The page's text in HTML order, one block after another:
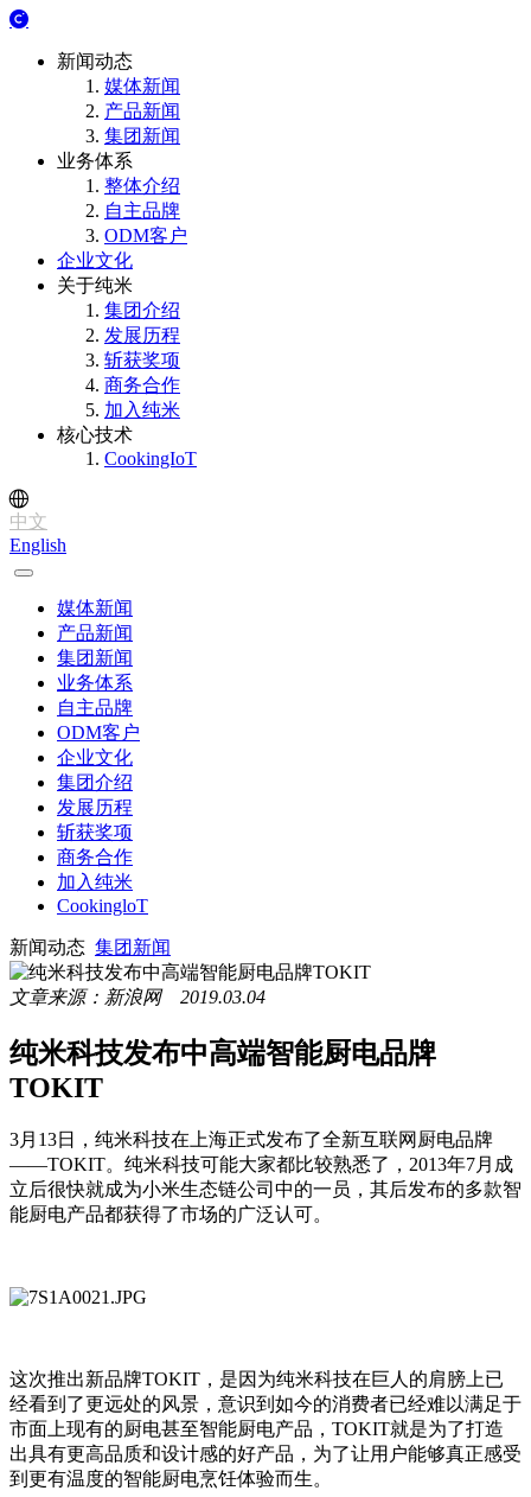
新闻动态
媒体新闻
产品新闻
集团新闻
业务体系
整体介绍
自主品牌
ODM客户
企业文化
关于纯米
集团介绍
发展历程
斩获奖项
商务合作
加入纯米
核心技术
CookingIoT
中文
English
媒体新闻
产品新闻
集团新闻
业务体系
自主品牌
ODM客户
企业文化
集团介绍
发展历程
斩获奖项
商务合作
加入纯米
CookingloT
新闻动态 集团新闻
文章来源：新浪网 2019.03.04
纯米科技发布中高端智能厨电品牌
TOKIT
3月13日，纯米科技在上海正式发布了全新互联网厨电品牌
——TOKIT。纯米科技可能大家都比较熟悉了，2013年7月成
立后很快就成为小米生态链公司中的一员，其后发布的多款智
能厨电产品都获得了市场的广泛认可。
这次推出新品牌TOKIT，是因为纯米科技在巨人的肩膀上已
经看到了更远处的风景，意识到如今的消费者已经难以满足于
市面上现有的厨电甚至智能厨电产品，TOKIT就是为了打造
出具有更高品质和设计感的好产品，为了让用户能够真正感受
到更有温度的智能厨电烹饪体验而生。